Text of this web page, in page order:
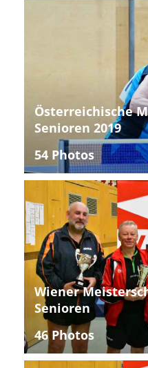
Österreichische
Senioren 2019
54 Photos
Wiener
Senioren
46 Photos